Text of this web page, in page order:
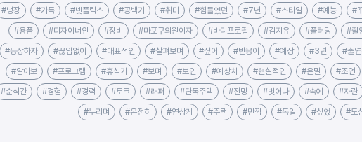
#냉장 #가득 #넷플릭스 #공백기 #취미 #힘들었던 #7년 #스타일 #예능 #
#용품 #디자이너인 #장비 #마포구의원이자 #바디프로필 #김지유 #플러팅 #촬
#등장하자 #끊임없이 #대표적인 #살펴보며 #싶어 #반응이 #예상 #3년 #출연
#알아보 #프로그램 #휴식기 #보며 #보인 #예상치 #현실적인 #은밀 #조언
#순식간 #경험 #경력 #토크 #래퍼 #단독주택 #전망 #벗어나 #속에 #자란
#누리며 #온전히 #연상케 #주택 #만끽 #독일 #싶었 #도